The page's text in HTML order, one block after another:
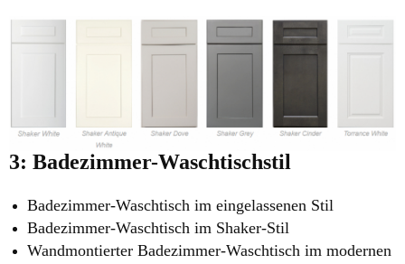
3: Badezimmer-Waschtischstil
Badezimmer-Waschtisch im eingelassenen Stil
Badezimmer-Waschtisch im Shaker-Stil
Wandmontierter Badezimmer-Waschtisch im modernen